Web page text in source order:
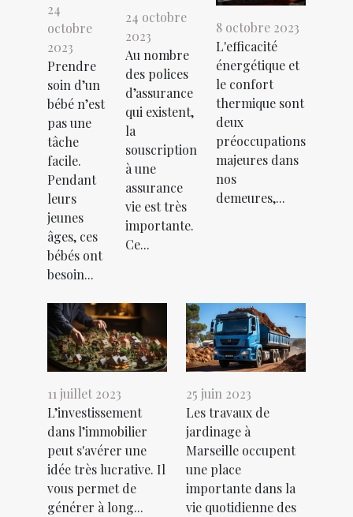
24
octobre
2023
Prendre
soin d’un
bébé n’est
pas une
tâche
facile.
Pendant
leurs
jeunes
âges, ces
bébés ont
besoin...
24 octobre
2023
Au nombre
des polices
d’assurance
qui existent,
la
souscription
à une
assurance
vie est très
importante.
Ce...
8 octobre 2023
L'efficacité
énergétique et
le confort
thermique sont
deux
préoccupations
majeures dans
nos
demeures,...
11 juillet 2023
L’investissement
dans l’immobilier
peut s'avérer une
idée très lucrative. Il
vous permet de
générer à long...
25 juin 2023
Les travaux de
jardinage à
Marseille occupent
une place
importante dans la
vie quotidienne des